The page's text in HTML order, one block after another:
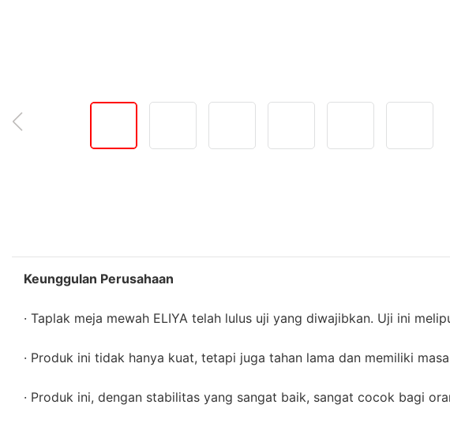
Keunggulan Perusahaan
· Taplak meja mewah ELIYA telah lulus uji yang diwajibkan. Uji ini
· Produk ini tidak hanya kuat, tetapi juga tahan lama dan memiliki
· Produk ini, dengan stabilitas yang sangat baik, sangat cocok bagi